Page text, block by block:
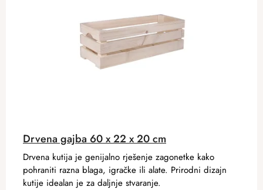
Drvena gajba 60 x 22 x 20 cm
Drvena kutija je genijalno rješenje zagonetke kako
pohraniti razna blaga, igračke ili alate. Prirodni dizajn
kutije idealan je za daljnje stvaranje.